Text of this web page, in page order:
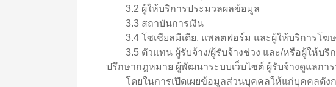
3.2 ผู้ให้บริการประมวลผลข้อมูล
3.3 สถาบันการเงิน
3.4 โซเชียลมีเดีย, แพลตฟอร์ม และผู้ให้บริการโฆ
3.5 ตัวแทน ผู้รับจ้าง/ผู้รับจ้างช่วง และ/หรือผู้ให้บริก
ปรึกษากฎหมาย ผู้พัฒนาระบบเว็บไซต์ ผู้รับจ้างดูแลกา
โดยในการเปิดเผยข้อมูลส่วนบุคคลให้แก่บุคคลดังก